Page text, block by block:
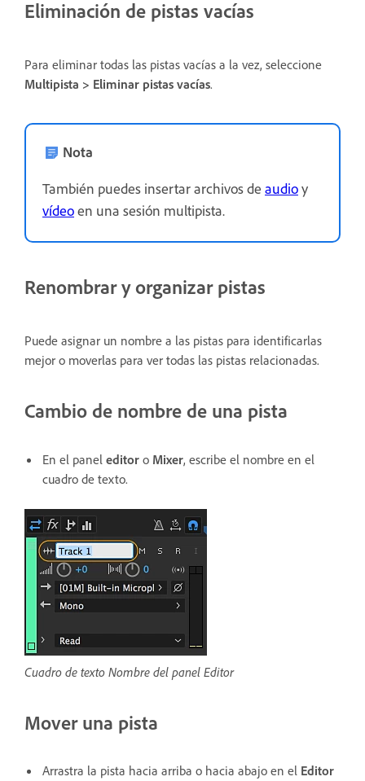
Eliminación de pistas vacías
Para eliminar todas las pistas vacías a la vez, seleccione
Multipista > Eliminar pistas vacías.
Nota
También puedes insertar archivos de audioy
vídeoen una sesión multipista.
Renombrar y organizar pistas
Puede asignar un nombre a las pistas para identificarlas
mejor o moverlas para ver todas las pistas relacionadas.
Cambio de nombre de una pista
En el panel editor o Mixer, escribe el nombre en el
cuadro de texto.
Cuadro de texto Nombre del panel Editor
Mover una pista
Arrastra la pista hacia arriba o hacia abajo en el Editor